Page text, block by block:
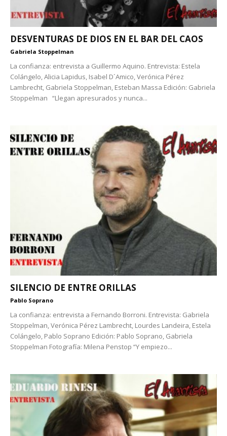
DESVENTURAS DE DIOS EN EL BAR DEL CAOS
Gabriela Stoppelman
La confianza: entrevista a Guillermo Aquino. Entrevista: Estela
Colángelo, Alicia Lapidus, Isabel D´Amico, Verónica Pérez
Lambrecht, Gabriela Stoppelman, Esteban Massa Edición: Gabriela
Stoppelman “Llegan apresurados y nunca...
SILENCIO DE ENTRE ORILLAS
Pablo Soprano
La confianza: entrevista a Fernando Borroni. Entrevista: Gabriela
Stoppelman, Verónica Pérez Lambrecht, Lourdes Landeira, Estela
Colángelo, Pablo Soprano Edición: Pablo Soprano, Gabriela
Stoppelman Fotografía: Milena Penstop “Y empiezo...